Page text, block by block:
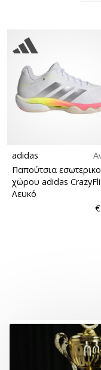
Εμφάνιση
όλων
των
άρθρων
adidas
Παπούτσια
χώρου adidas
Λευκό